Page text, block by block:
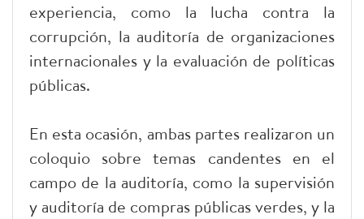
experiencia, como la lucha contra la
corrupción, la auditoría de organizaciones
internacionales y la evaluación de políticas
públicas.
En esta ocasión, ambas partes realizaron un
coloquio sobre temas candentes en el
campo de la auditoría, como la supervisión
y auditoría de compras públicas verdes, y la